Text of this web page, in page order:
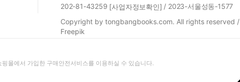
202-81-43259 [사업자정보확인] / 2023-서울성동-1577
Copyright by tongbangbooks.com. All rights reserved /
Freepik
몰에서 가입한 구매안전서비스를 이용하실 수 있습니다.